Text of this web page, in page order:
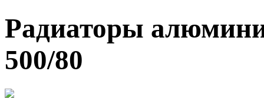
Радиаторы
500/80